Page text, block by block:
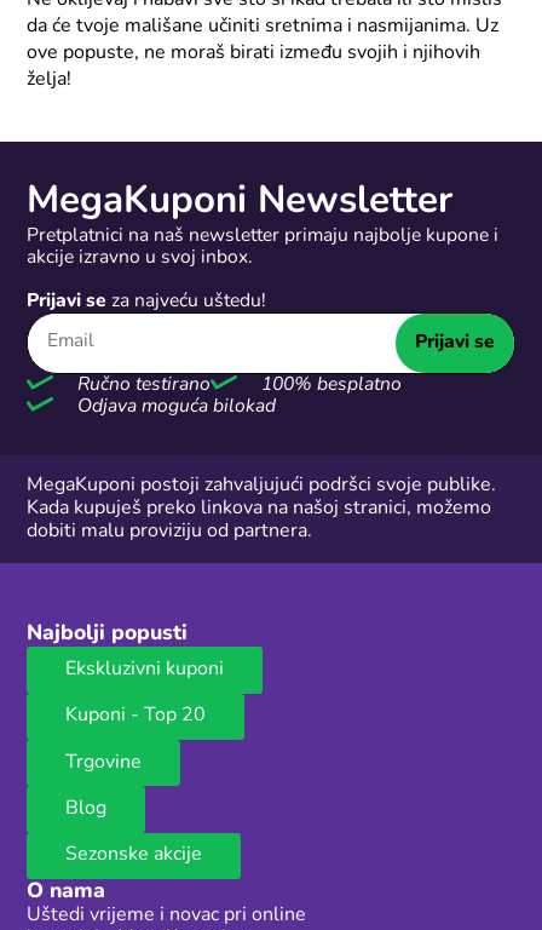
da će tvoje mališane učiniti sretnima i nasmijanima. Uz
ove popuste, ne moraš birati između svojih i njihovih
želja!
MegaKuponi Newsletter
Pretplatnici na naš newsletter primaju najbolje kupone i
akcije izravno u svoj inbox.
Prijavi se za najveću uštedu!
Prijavi se
Ručno testirano
100% besplatno
Odjava moguća bilokad
MegaKuponi postoji zahvaljujući podršci svoje publike.
Kada kupuješ preko linkova na našoj stranici, možemo
dobiti malu proviziju od partnera.
Najbolji popusti
Ekskluzivni kuponi
Kuponi - Top 20
Trgovine
Blog
Sezonske akcije
O nama
Uštedi vrijeme i novac pri online